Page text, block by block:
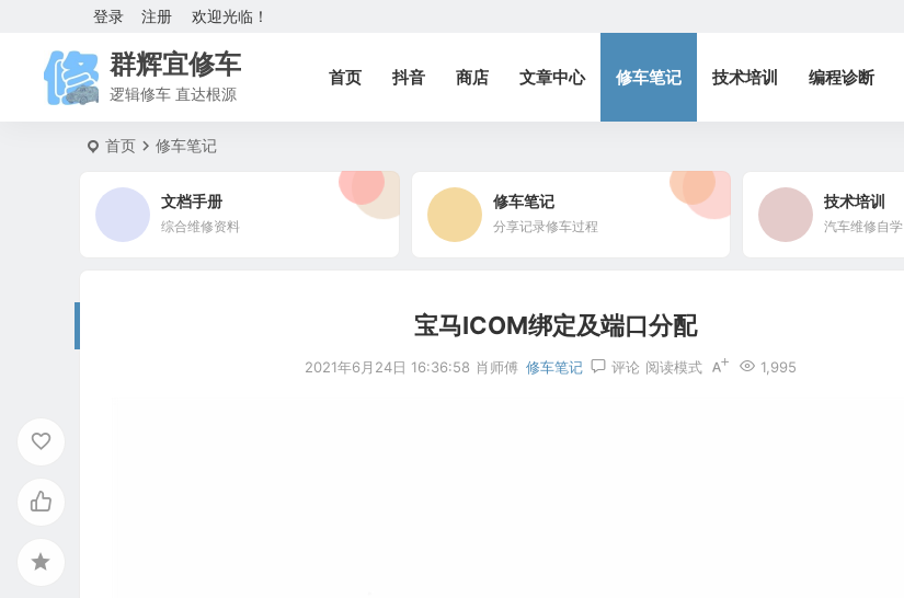
欢迎光临！
登录 注册
群辉宜修车
逻辑修车 直达根源
首页 抖音 商店 文章中心 修车笔记 技术培训 编程诊断
首页 修车笔记
文档手册
综合维修资料
修车笔记
分享记录修车过程
技术培训
汽车维修自学
宝马ICOM绑定及端口分配
2021年6月24日 16:36:58 肖师傅 修车笔记 评论 1,995
阅读模式